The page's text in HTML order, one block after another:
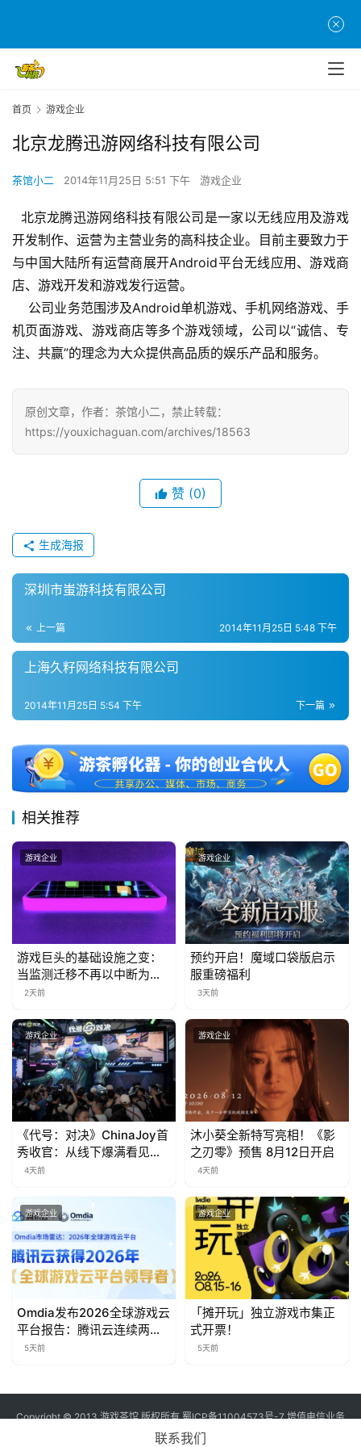
首
页
游
茶
原
创
游
戏
业
界
机
游
单
闲
戏
0
第
十
三
届
奖
7
月
3
0
游
茶
对
接
会
海
站
中
文
首页 游戏企业
北京龙腾迅游网络科技有限公司
茶馆小二 2014年11月25日 5:51 下午 游戏企业
开发制作、运营为主营业务的高科技企业。目前主要致力于
与中国大陆所有运营商展开Android平台无线应用、游戏商
店、游戏开发和游戏发行运营。
机页面游戏、游戏商店等多个游戏领域，公司以“诚信、专
注、共赢”的理念为大众提供高品质的娱乐产品和服务。
原创文章，作者：茶馆小二，禁止转载：
https://youxichaguan.com/archives/18563
赞 (0)
生成海报
深圳市蚩游科技有限公司
上一篇 2014年11月25日 5:48 下午
上海久籽网络科技有限公司
下一篇
2014年11月25日 5:54 下午
相关推荐
游戏企业
游戏巨头的基础设施之变：
当监测迁移不再以中断为代
价2天前
游戏企业
预约开启！魔域口袋版启示
服重磅福利
3天前
游戏企业
《代号：对决》ChinaJoy首
秀收官：从线下爆满看见玩
家的真实期待
4天前
游戏企业
沐小葵全新特写亮相！《影
之刃零》预售 8月12日开启
4天前
游戏企业
Omdia发布2026全球游戏云
平台报告：腾讯云连续两年
入选“领导者”象限
5天前
游戏企业
「摊开玩」独立游戏市集正
式开票！
5天前
Copyright © 2013 游戏茶馆 版权所有蜀ICP备11004573号-7增值电信业务
经营许可证 川B2-20170060号
联系我们